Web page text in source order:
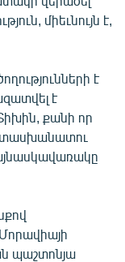
միեւնույն է,
է
է
քանի որ
պաշտոնյա